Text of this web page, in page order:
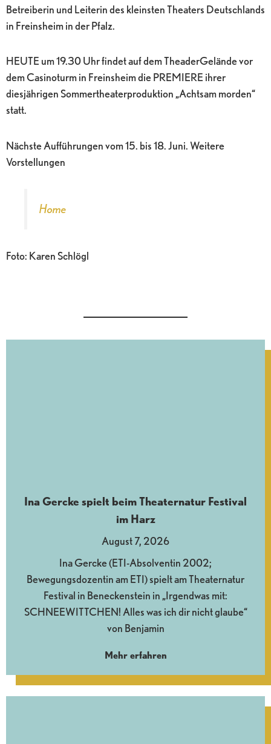
Betreiberin und Leiterin des kleinsten Theaters Deutschlands
in Freinsheim in der Pfalz.
HEUTE um 19.30 Uhr findet auf dem TheaderGelände vor
dem Casinoturm in Freinsheim die PREMIERE ihrer
diesjährigen Sommertheaterproduktion „Achtsam morden“
statt.
Nächste Aufführungen vom 15. bis 18. Juni. Weitere
Vorstellungen
Home
Foto: Karen Schlögl
Ina Gercke spielt beim Theaternatur Festival
im Harz
August 7, 2026
Ina Gercke (ETI-Absolventin 2002;
Bewegungsdozentin am ETI) spielt am Theaternatur
Festival in Beneckenstein in „Irgendwas mit:
SCHNEEWITTCHEN! Alles was ich dir nicht glaube“
von Benjamin
Mehr erfahren